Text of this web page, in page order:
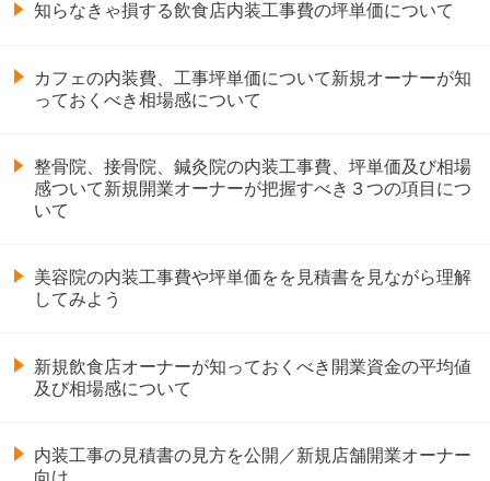
知らなきゃ損する飲食店内装工事費の坪単価について
カフェの内装費、工事坪単価について新規オーナーが知
っておくべき相場感について
整骨院、接骨院、鍼灸院の内装工事費、坪単価及び相場
感ついて新規開業オーナーが把握すべき３つの項目につ
いて
美容院の内装工事費や坪単価をを見積書を見ながら理解
してみよう
新規飲食店オーナーが知っておくべき開業資金の平均値
及び相場感について
内装工事の見積書の見方を公開／新規店舗開業オーナー
向け